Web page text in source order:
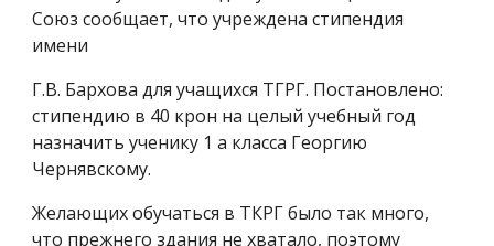
Союз сообщает, что учреждена стипендия
имени
Г.В. Бархова для учащихся ТГРГ. Постановлено:
стипендию в 40 крон на целый учебный год
назначить ученику 1 а класса Георгию
Чернявскому.
Желающих обучаться в ТКРГ было так много,
что прежнего здания не хватало, поэтому